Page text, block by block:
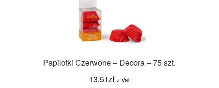
Papilotki Czerwone – Decora – 75 szt.
13.51zł z Vat